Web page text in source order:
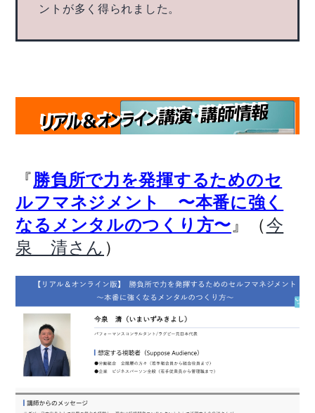
ントが多く得られました。
『勝負所で力を発揮するためのセ
ルフマネジメント 〜本番に強く
なるメンタルのつくり方〜 』（今
泉 清さん ）